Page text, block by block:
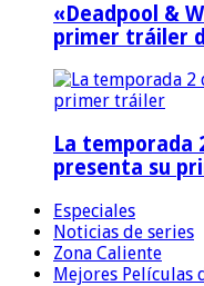
«Deadpool &
primer tráiler
La temporada
presenta su
Especiales
Noticias de series
Zona Caliente
Mejores Películas